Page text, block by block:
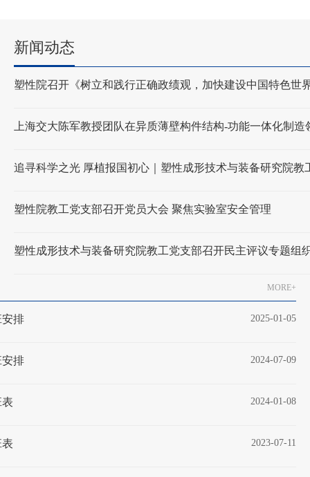
新闻动态
塑性院教工党支部召开党员大会 聚焦实验室安全管理
MORE+
安排 2025-01-05
安排 2024-07-09
2024-01-08
2023-07-11